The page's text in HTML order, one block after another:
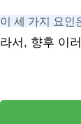
이 세 가지 요인
라서, 향후 이